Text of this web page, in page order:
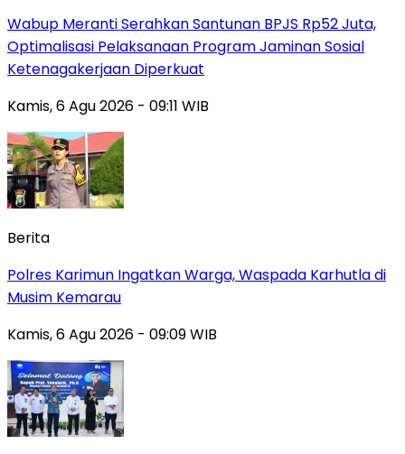
Wabup Meranti Serahkan Santunan BPJS Rp52 Juta,
Optimalisasi Pelaksanaan Program Jaminan Sosial
Ketenagakerjaan Diperkuat
Kamis, 6 Agu 2026 - 09:11 WIB
Berita
Polres Karimun Ingatkan Warga, Waspada Karhutla di
Musim Kemarau
Kamis, 6 Agu 2026 - 09:09 WIB